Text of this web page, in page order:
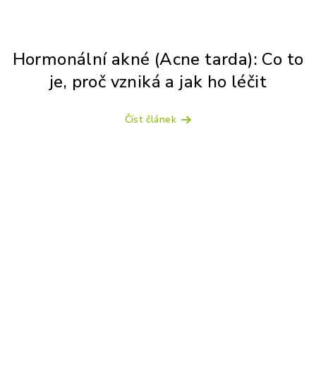
Hormonální akné (Acne tarda): Co to
je, proč vzniká a jak ho léčit
Číst článek